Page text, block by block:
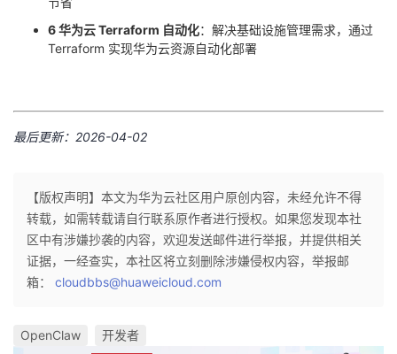
6 华为云 Terraform 自动化：解决基础设施管理需求，通过
Terraform 实现华为云资源自动化部署
最后更新：2026-04-02
【版权声明】本文为华为云社区用户原创内容，未经允许不得
转载，如需转载请自行联系原作者进行授权。如果您发现本社
区中有涉嫌抄袭的内容，欢迎发送邮件进行举报，并提供相关
证据，一经查实，本社区将立刻删除涉嫌侵权内容，举报邮
箱： cloudbbs@huaweicloud.com
OpenClaw 开发者